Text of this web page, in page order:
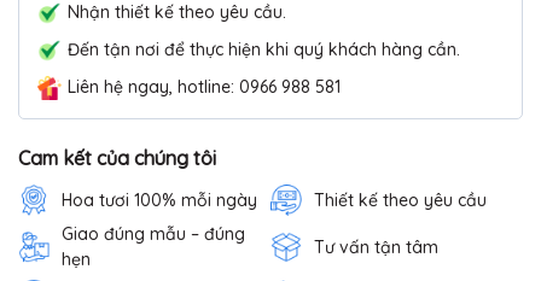
Nhận thiết kế theo yêu cầu.
Đến tận nơi để thực hiện khi quý khách hàng cần.
Liên hệ ngay, hotline: 0966 988 581
Cam kết của chúng tôi
Hoa tươi 100% mỗi ngày
Thiết kế theo yêu cầu
Giao đúng mẫu – đúng
hẹn
Tư vấn tận tâm